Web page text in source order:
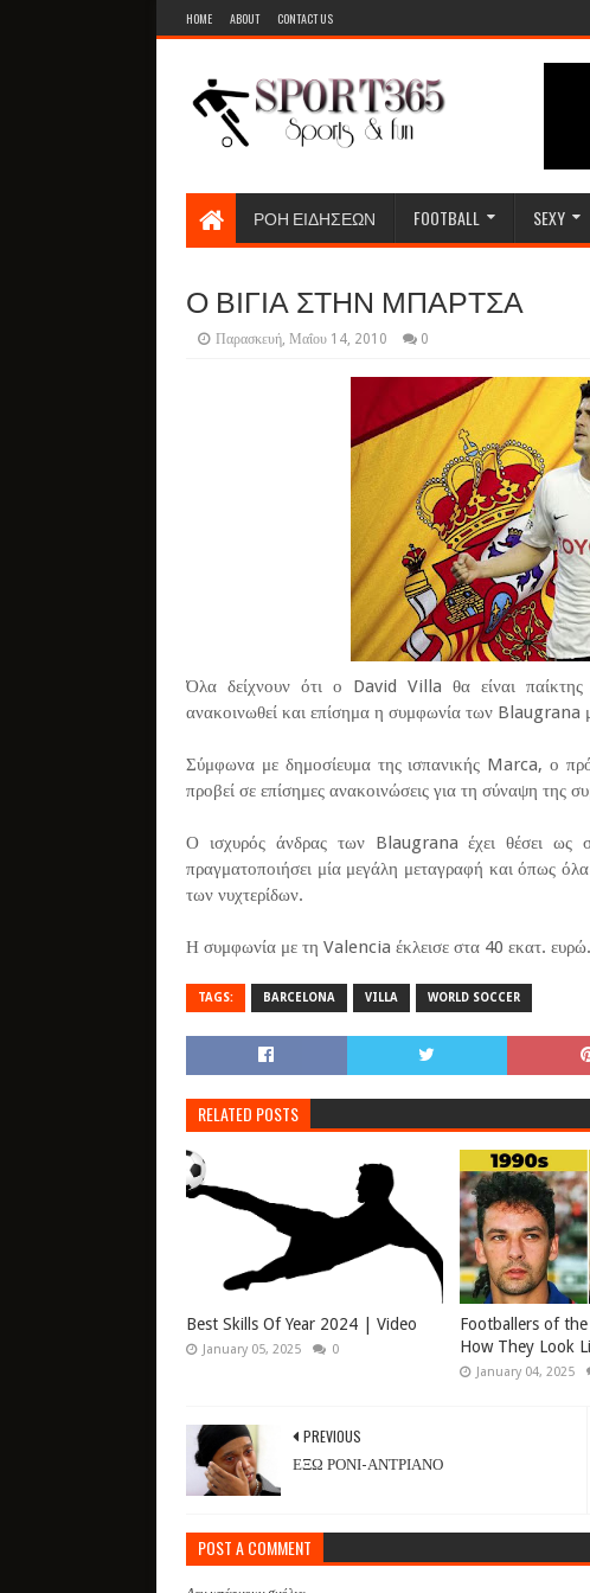
HOME ABOUT CONTACT US
ΡΟΗ ΕΙΔΗΣΕΩΝ FOOTBALL SEXY
Ο ΒΙΓΙΑ ΣΤΗΝ ΜΠΑΡΤΣΑ
Παρασκευή, Μαΐου 14, 2010 0
Όλα δείχνουν ότι ο David Villa θα είναι
ανακοινωθεί και επίσημα η συμφωνία των Blaugrana
Σύμφωνα με δημοσίευμα της ισπανικής Marca, ο
προβεί σε επίσημες ανακοινώσεις για τη σύναψη της
Ο ισχυρός άνδρας των Blaugrana έχει θέσει ως
πραγματοποιήσει μία μεγάλη μεταγραφή και όπως
των νυχτερίδων.
Η συμφωνία με τη Valencia έκλεισε στα 40 εκατ. ευρώ.
TAGS: BARCELONA VILLA WORLD SOCCER
RELATED POSTS
Best Skills Of Year 2024 | Video
January 05, 2025 0
Footballers of
How They Look
January 04, 2025
PREVIOUS
ΕΞΩ ΡΟΝΙ-ΑΝΤΡΙΑΝΟ
POST A COMMENT